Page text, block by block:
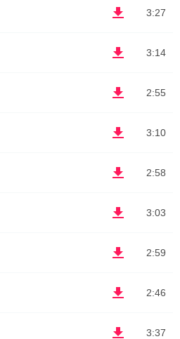
3:27
3:14
2:55
3:10
2:58
3:03
2:59
2:46
3:37